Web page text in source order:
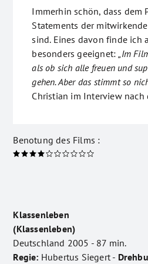
Immerhin schön, dass dem
Statements der
sind. Eines davon finde ich
besonders geeignet:„Im
als ob sich alle freuen und
gehen. Aber das stimmt so
Christian im Interview nach
Benotung des Films :
Klassenleben
(Klassenleben)
Deutschland 2005 - 87 min.
Regie: Hubertus Siegert -